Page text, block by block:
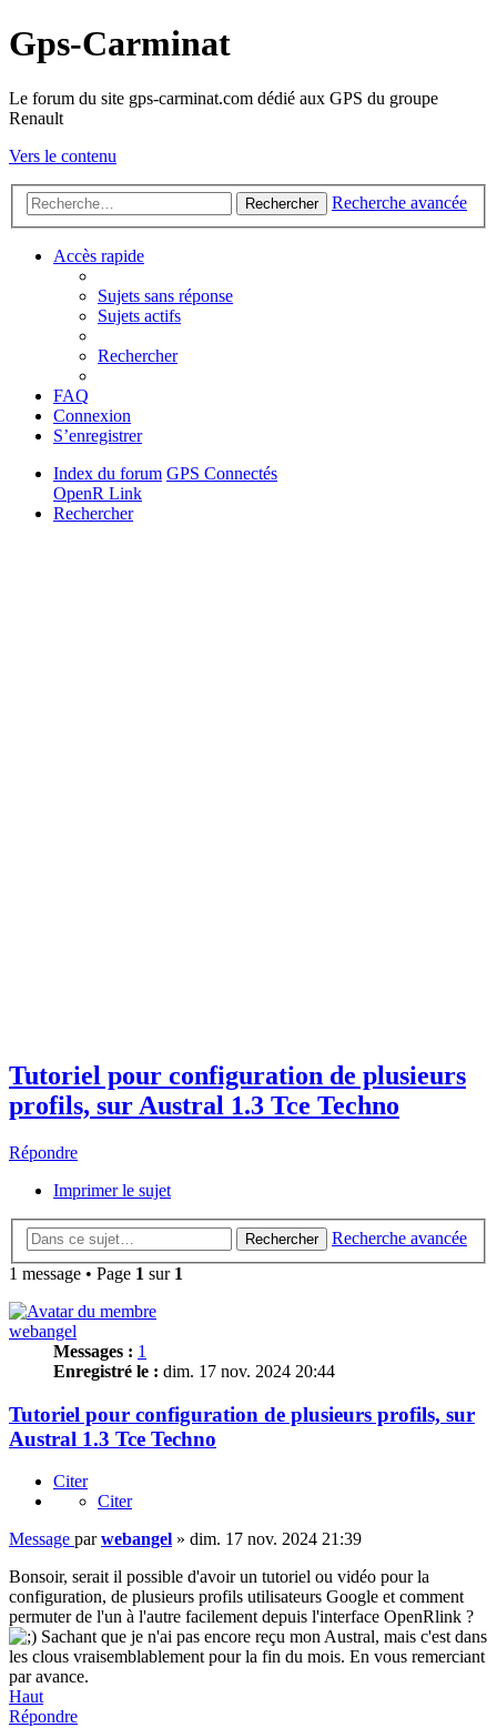
Gps-Carminat
Le forum du site gps-carminat.com dédié aux GPS du groupe
Renault
Vers le contenu
Rechercher Recherche avancée
Accès rapide
Sujets sans réponse
Sujets actifs
Rechercher
FAQ
Connexion
S’enregistrer
Index du forum GPS Connectés
OpenR Link
Rechercher
Tutoriel pour configuration de plusieurs
profils, sur Austral 1.3 Tce Techno
Répondre
Imprimer le sujet
Rechercher
Recherche avancée
1 message • Page 1 sur 1
webangel
Messages : 1
Enregistré le : dim. 17 nov. 2024 20:44
Tutoriel pour configuration de plusieurs profils, sur
Austral 1.3 Tce Techno
Citer
Citer
Message parwebangel » dim. 17 nov. 2024 21:39
Bonsoir, serait il possible d'avoir un tutoriel ou vidéo pour la
configuration, de plusieurs profils utilisateurs Google et comment
permuter de l'un à l'autre facilement depuis l'interface OpenRlink ?
Sachant que je n'ai pas encore reçu mon Austral, mais c'est dans
les clous vraisemblablement pour la fin du mois. En vous remerciant
par avance.
Haut
Répondre